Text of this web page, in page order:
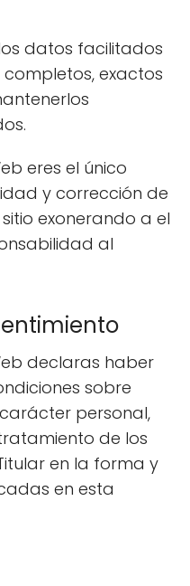
datos facilitados
exactos
eres el único
y corrección de
exonerando a el
al
declaras haber
sobre
personal,
de los
en la forma y
en esta